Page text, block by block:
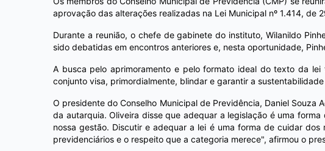
aprovação das alterações realizadas na Lei Municipal nº 1.414,
Durante a reunião, o chefe de gabinete do instituto, Wilanildo
sido debatidas em encontros anteriores e, nesta oportunidade,
A busca pelo aprimoramento e pelo formato ideal do texto da
conjunto visa, primordialmente, blindar e garantir a
O presidente do Conselho Municipal de Previdência, Daniel
da autarquia. Oliveira disse que adequar a legislação é uma
nossa gestão. Discutir e adequar a lei é uma forma de cuidar
previdenciários e o respeito que a categoria merece", afirmou o